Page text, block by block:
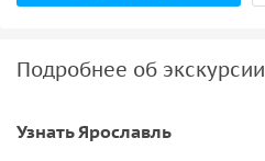
Подробнее об экскурсии
Узнать Ярославль